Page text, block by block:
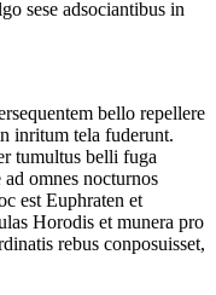
sese adsociantibus in
bello repellere
inritum tela fuderunt.
tumultus belli fuga
omnes nocturnos
est Euphraten et
Horodis et munera pro
rebus conposuisset,